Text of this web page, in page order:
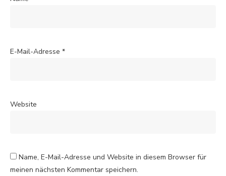
E-Mail-Adresse *
Website
Name, E-Mail-Adresse und Website in diesem Browser für
meinen nächsten Kommentar speichern.